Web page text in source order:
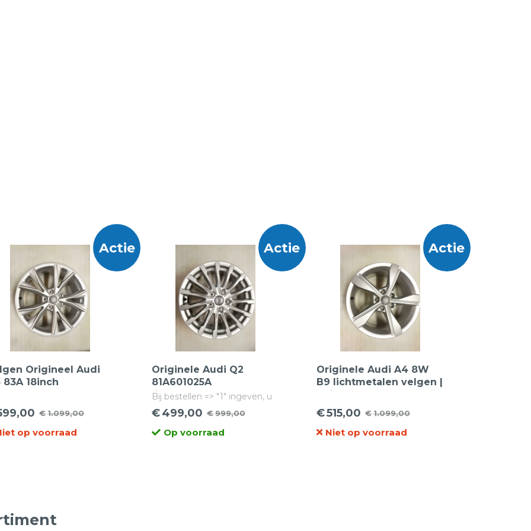
Actie
Origineel Audi
83A 18inch
83A601025K
€1.099,00
op voorraad
Actie
Originele Audi Q2
81A601025A
lichtmetalen velgen | 17
inch
Bij bestellen => "1" ingeven, u
besteld dan 1 set van 4 velgen!
€999,00
Oorspronkelijke
prijs
€499,00
Huidige
prijsOp voorraad
Actie
Originele Audi A4 8W
B9 lichtmetalen velgen |
17 inch | 8W0601025EH
€1.099,00
Oorspronkelijke
prijs
€515,00
Huidige
prijs
Niet op voorraad